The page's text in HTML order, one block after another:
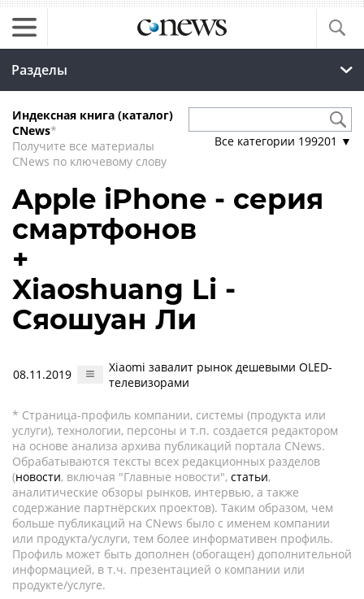
Разделы
Индексная книга (каталог)
CNews*
Получите все материалы
CNews по ключевому слову
Все категории 199201 ▼
Apple iPhone - серия
смартфонов
+
Xiaoshuang Li -
Сяошуан Ли
08.11.2019
Xiaomi завалит рынок дешевыми OLED-
телевизорами
* Страница-профиль компании, системы (продукта или
услуги), технологии, персоны и т.п. создается редактором
на основе анализа архива публикаций портала CNews.
Обрабатываются тексты всех редакционных разделов
(новости, включая "Главные новости", статьи,
аналитические обзоры рынков, интервью, а также
содержание партнёрских проектов). Таким образом, чем
больше публикаций на CNews было с именем компании
или продукта/услуги, тем более информативен профиль.
Профиль может быть дополнен (обогащен) дополнительной
информацией, в т.ч. презентацией о компании или
продукте/услуге.